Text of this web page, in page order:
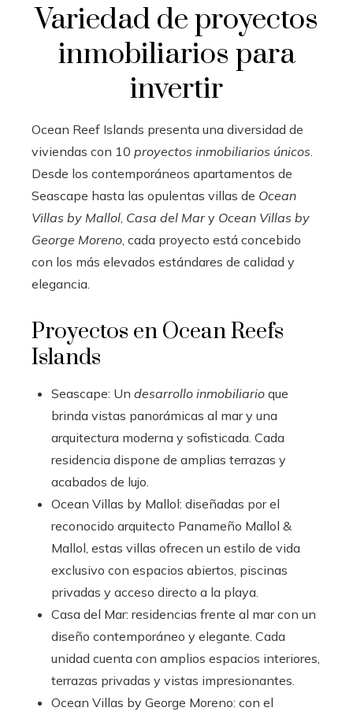
Variedad de proyectos
inmobiliarios para
invertir
Ocean Reef Islands presenta una diversidad de
viviendas con 10 proyectos inmobiliarios únicos
Desde los contemporáneos apartamentos de
Seascape hasta las opulentas villas de Ocean
Villas by Mallol Casa del Mary Ocean Villas by
George Moreno , cada proyecto está concebido
con los más elevados estándares de calidad y
elegancia.
Proyectos en Ocean Reefs
Islands
Seascape: Un desarrollo inmobiliario que
brinda vistas panorámicas al mar y una
arquitectura moderna y sofisticada. Cada
residencia dispone de amplias terrazas y
acabados de lujo.
Ocean Villas by Mallol: diseñadas por el
reconocido arquitecto Panameño Mallol &
Mallol, estas villas ofrecen un estilo de vida
exclusivo con espacios abiertos, piscinas
privadas y acceso directo a la playa.
Casa del Mar: residencias frente al mar con un
diseño contemporáneo y elegante. Cada
unidad cuenta con amplios espacios interiores,
terrazas privadas y vistas impresionantes.
Ocean Villas by George Moreno: con el